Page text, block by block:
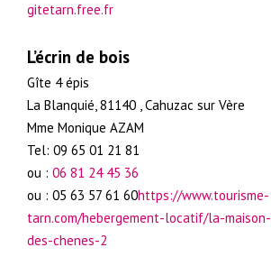
gitetarn.free.fr
L’écrin de bois
Gîte 4 épis
La Blanquié, 81140 , Cahuzac sur Vère
Mme Monique AZAM
Tel: 09 65 01 21 81
ou : 06 81 24 45 36
ou : 05 63 57 61 60https://www.tourisme-
tarn.com/hebergement-locatif/la-maison-
des-chenes-2